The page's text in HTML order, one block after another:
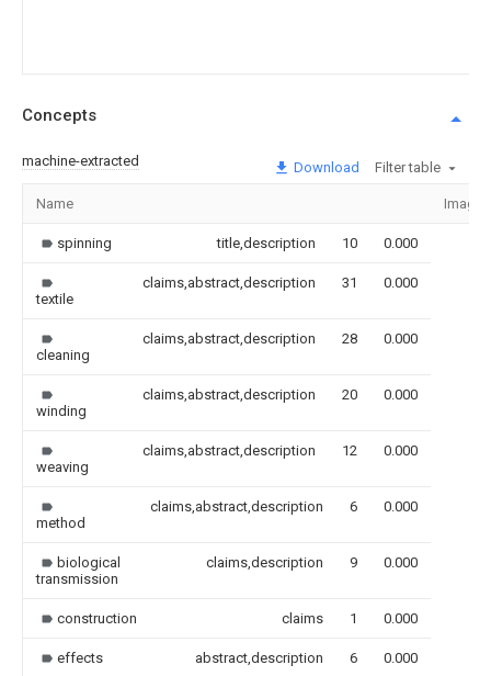
Concepts
machine-extracted Download Filter table
Name Image
spinning title,description 10 0.000
textile
claims,abstract,description 31 0.000
cleaning
claims,abstract,description 28 0.000
winding
claims,abstract,description 20 0.000
weaving
claims,abstract,description 12 0.000
method
claims,abstract,description 6 0.000
biological
transmission
claims,description 9 0.000
construction claims 1 0.000
effects abstract,description 6 0.000